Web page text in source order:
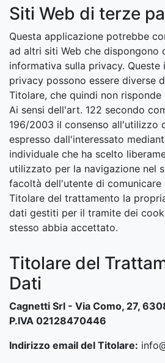
Siti Web di terze
Questa applicazione potrebbe
ad altri siti Web che dispongono
informativa sulla privacy. Queste
privacy possono essere diverse
Titolare, che quindi non
Ai sensi dell'art. 122 secondo
196/2003 il consenso all'utilizzo
espresso dall'interessato
individuale che ha scelto
utilizzato per la navigazione nel
facoltà dell'utente di comunicare
Titolare del trattamento la
dati gestiti per il tramite dei
stesso abbia accettato.
Titolare del
Dati
Cagnetti Srl - Via Como, 27,
P.IVA 02128470446
Indirizzo email del Titolare: